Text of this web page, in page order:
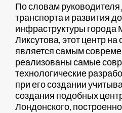
По словам
транспорта и развития
инфраструктуры
Ликсутова, этот центр
является самым
реализованы самые
технологические
при его создании
создания подобных
Лондонского,